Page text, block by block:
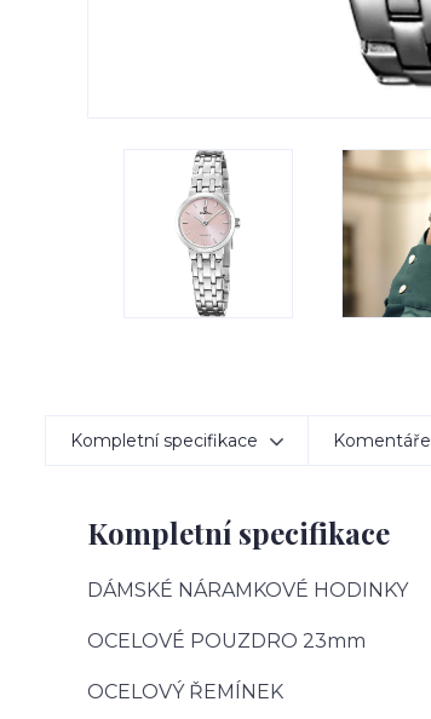
Kompletní specifikace Komentáře
Kompletní specifikace
DÁMSKÉ NÁRAMKOVÉ HODINKY
OCELOVÉ POUZDRO 23mm
OCELOVÝ ŘEMÍNEK